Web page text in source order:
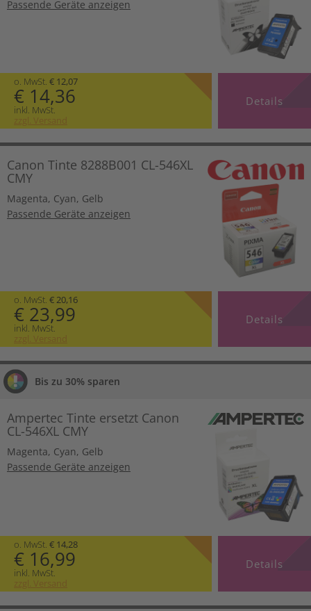
Passende Geräte anzeigen
o. MwSt. € 12,07
€ 14,36
inkl. MwSt.
zzgl. Versand
Details
Canon Tinte 8288B001 CL-546XL
CMY
Magenta, Cyan, Gelb
Passende Geräte anzeigen
o. MwSt. € 20,16
€ 23,99
inkl. MwSt.
zzgl. Versand
Details
Bis zu 30% sparen
Ampertec Tinte ersetzt Canon
CL-546XL CMY
Magenta, Cyan, Gelb
Passende Geräte anzeigen
o. MwSt. € 14,28
€ 16,99
inkl. MwSt.
zzgl. Versand
Details